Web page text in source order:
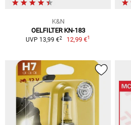
K&N
OELFILTER KN-183
UVP 13,99 €2 12,99 €1